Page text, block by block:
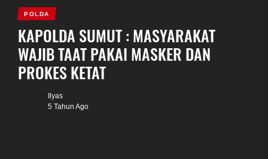
POLDA
KAPOLDA SUMUT : MASYARAKAT
WAJIB TAAT PAKAI MASKER DAN
PROKES KETAT
Ilyas
5 Tahun Ago